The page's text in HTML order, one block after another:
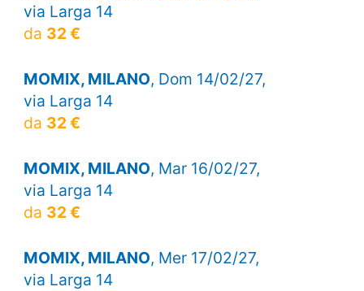
via Larga 14
da 32 €
MOMIX, MILANO, Dom 14/02/27,
via Larga 14
da 32 €
MOMIX, MILANO, Mar 16/02/27,
via Larga 14
da 32 €
MOMIX, MILANO, Mer 17/02/27,
via Larga 14